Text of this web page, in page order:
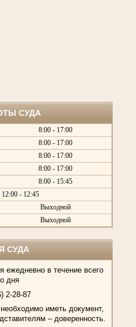
СУДА
8:00 - 17:00
8:00 - 17:00
8:00 - 17:00
8:00 - 17:00
8:00 - 15:45
- 12:45
Выходной
Выходной
СУДА
ежедневно в течение всего
дня
2-28-87
иметь документ,
– доверенность.